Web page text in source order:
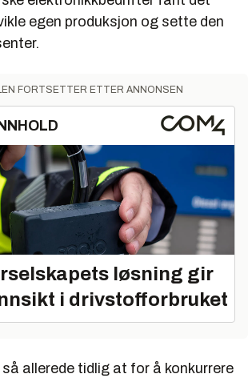
egen produksjon og sette den
FORTSETTER ETTER ANNONSEN
løsning gir
i drivstofforbruket
allerede tidlig at for å konkurrere